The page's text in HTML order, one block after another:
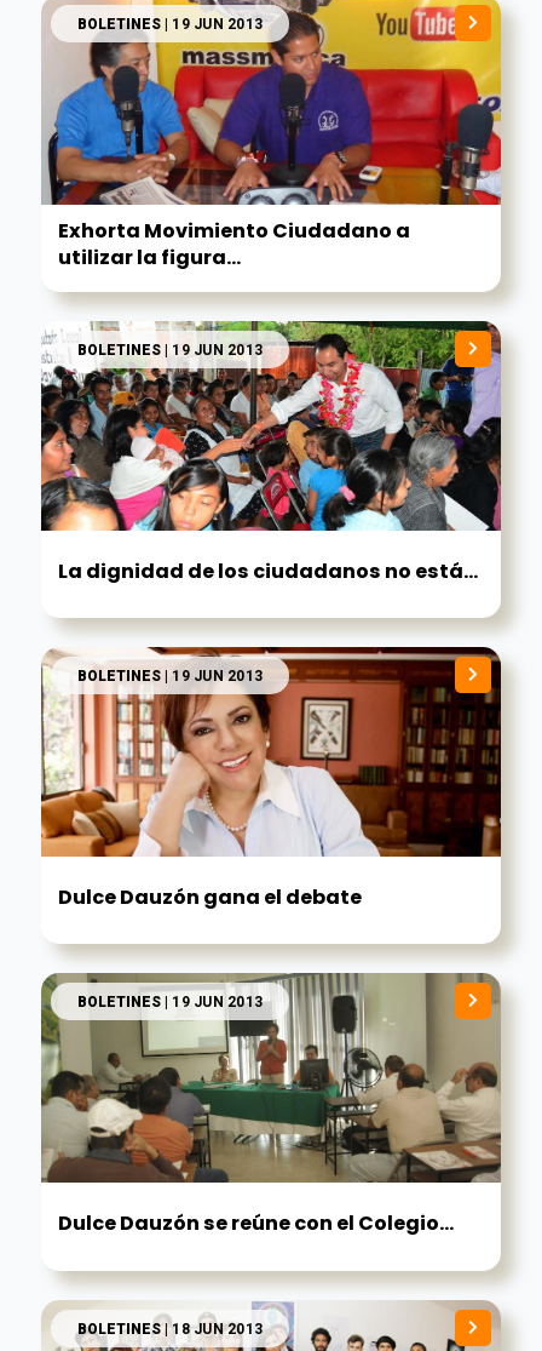
BOLETINES| 19 JUN 2013
Exhorta Movimiento Ciudadano a
utilizar la figura...
BOLETINES| 19 JUN 2013
La dignidad de los ciudadanos no está...
BOLETINES| 19 JUN 2013
Dulce Dauzón gana el debate
BOLETINES| 19 JUN 2013
Dulce Dauzón se reúne con el Colegio...
BOLETINES| 18 JUN 2013